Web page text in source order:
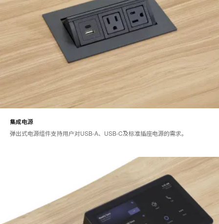
集成电源
弹出式电源组件支持用户对USB-A、USB-C及标准插座电源的需求。